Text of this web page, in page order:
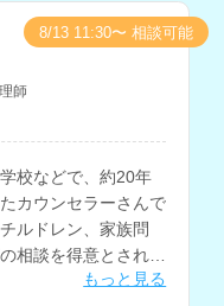
師
校などで、約20年
カウンセラーさんで
ルドレン、家族問
相談を得意とされて
もっと見る
8/13 11:30〜 相談可能